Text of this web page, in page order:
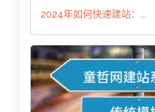
2024年如何快速建站：...